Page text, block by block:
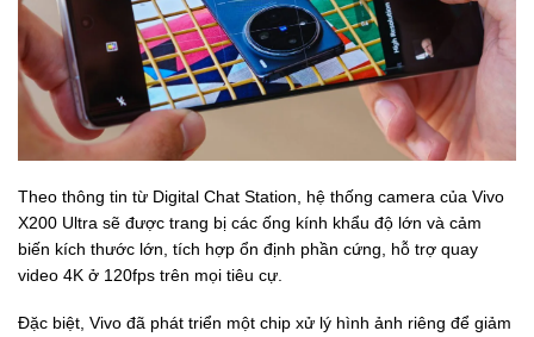
Theo thông tin từ Digital Chat Station, hệ thống camera của Vivo
X200 Ultra sẽ được trang bị các ống kính khẩu độ lớn và cảm
biến kích thước lớn, tích hợp ổn định phần cứng, hỗ trợ quay
video 4K ở 120fps trên mọi tiêu cự.
Đặc biệt, Vivo đã phát triển một chip xử lý hình ảnh riêng để giảm